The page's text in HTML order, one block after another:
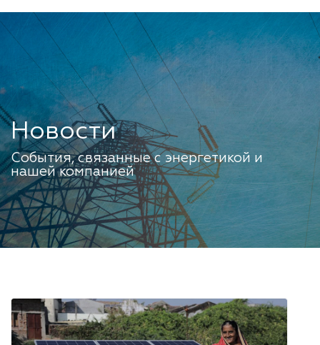
Новости
События, связанные с энергетикой и
нашей компанией